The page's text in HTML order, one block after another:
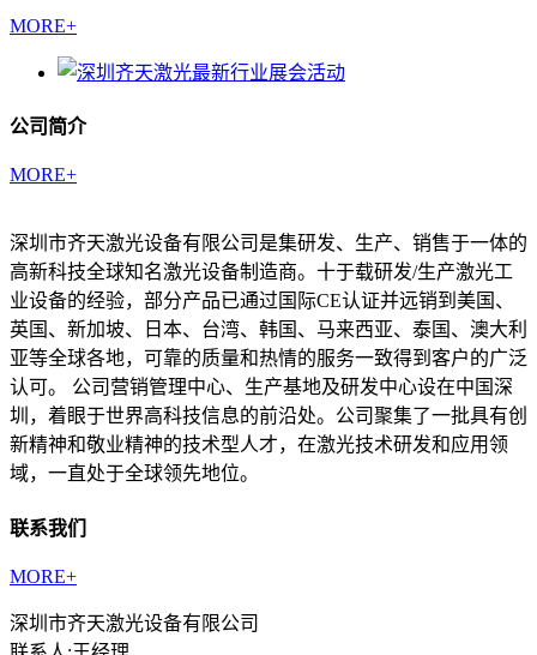
MORE+
公司简介
MORE+
深圳市齐天激光设备有限公司是集研发、生产、销售于一体的
高新科技全球知名激光设备制造商。十于载研发/生产激光工
业设备的经验，部分产品已通过国际CE认证并远销到美国、
英国、新加坡、日本、台湾、韩国、马来西亚、泰国、澳大利
亚等全球各地，可靠的质量和热情的服务一致得到客户的广泛
认可。 公司营销管理中心、生产基地及研发中心设在中国深
圳，着眼于世界高科技信息的前沿处。公司聚集了一批具有创
新精神和敬业精神的技术型人才，在激光技术研发和应用领
域，一直处于全球领先地位。
联系我们
MORE+
深圳市齐天激光设备有限公司